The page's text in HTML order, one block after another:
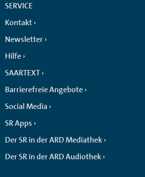
SERVICE
Kontakt
Newsletter
Hilfe
SAARTEXT
Barrierefreie Angebote
Social Media
SR Apps
Der SR in der ARD Mediathek
Der SR in der ARD Audiothek